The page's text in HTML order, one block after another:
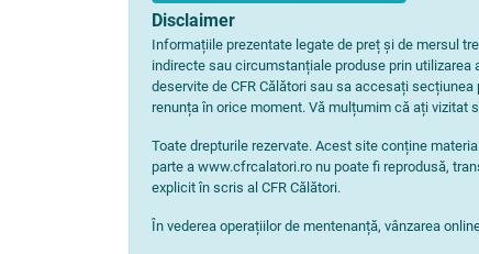
Disclaimer
Informațiile prezentate legate de preț și de mersul
indirecte sau circumstanțiale produse prin
deservite de CFR Călători sau sa accesați
renunța în orice moment. Vă mulțumim că ați vizitat
Toate drepturile rezervate. Acest site conține
parte a www.cfrcalatori.ro nu poate fi reprodusă,
explicit în scris al CFR Călători.
În vederea operațiilor de mentenanță, vânzarea